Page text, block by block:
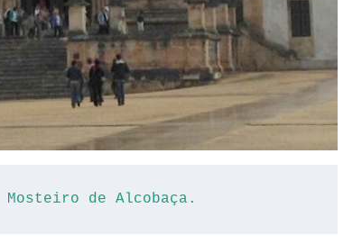
Mosteiro de Alcobaça.